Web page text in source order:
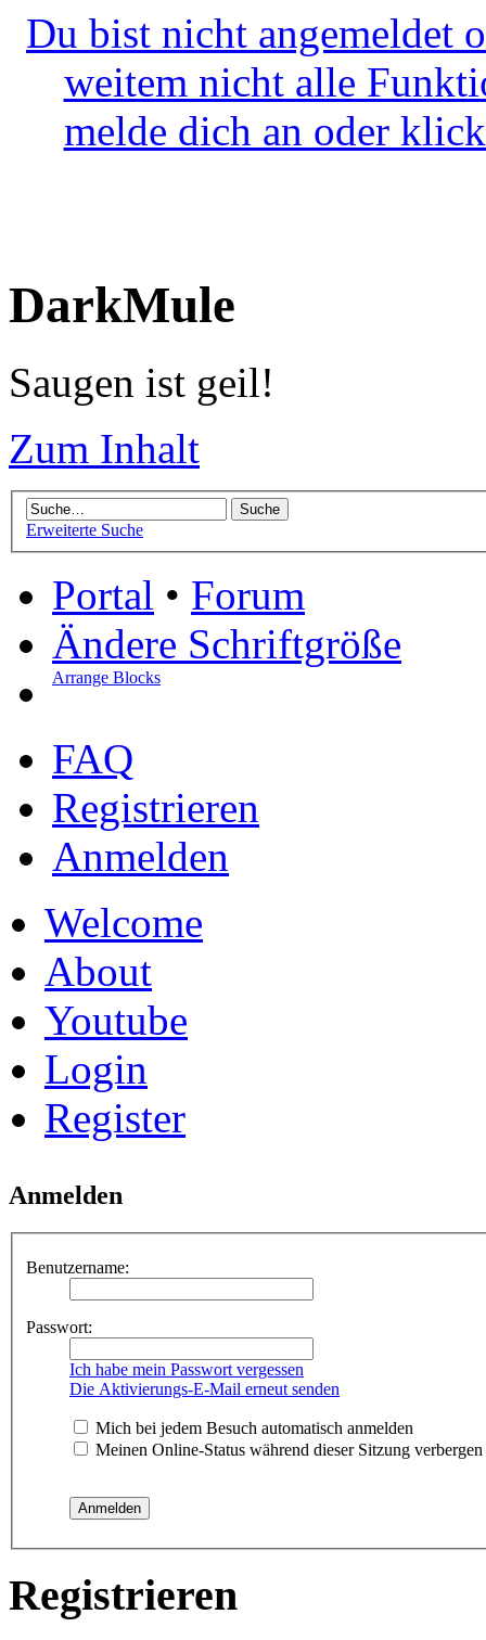
Du bist nicht angemeldet
weitem nicht alle
melde dich an oder
DarkMule
Saugen ist geil!
Zum Inhalt
Erweiterte Suche
Portal • Forum
Ändere Schriftgröße
Arrange Blocks
FAQ
Registrieren
Anmelden
Welcome
About
Youtube
Login
Register
Anmelden
Benutzername:
Passwort:
Ich habe mein Passwort vergessen
Die Aktivierungs-E-Mail erneut senden
Mich bei jedem Besuch automatisch anmelden
Meinen Online-Status während dieser Sitzung verbergen
Registrieren